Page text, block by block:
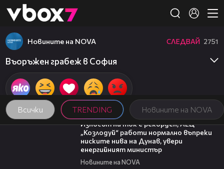
👾
Всички TRENDING Новините на NOVA
Новините на NOVA СЛЕДВАЙ 2751
Въоръжен грабеж в София
00:59
Износът на ток е рекорден, АЕЦ
„Козлодуй“ работи нормално въпреки
ниските нива на Дунав, увери
енергийният министър
Новините на NOVA